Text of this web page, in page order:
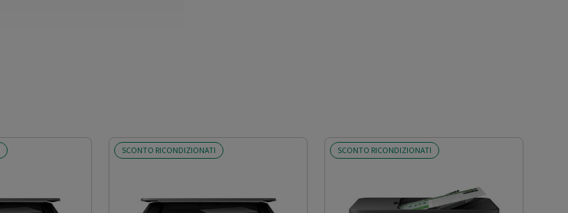
SCONTO RICONDIZIONATI SCONTO RICONDIZIONATI